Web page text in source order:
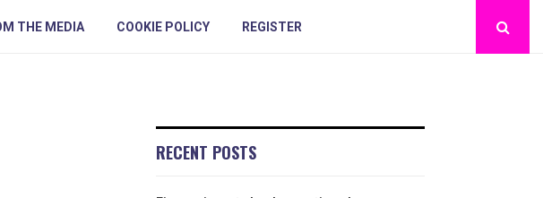
THE MEDIA COOKIE POLICY REGISTER
RECENT POSTS